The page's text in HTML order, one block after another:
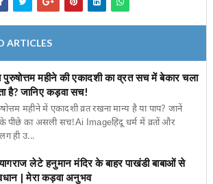
ARTICLES
पुरुषोत्तम महीने की एकादशी का व्रत सच में बेकार चला
है? जानिए कड़वा सच!
महीने में एकादशी व्रत रखना मान्य है या पाप? जानें
पीछे का असली सच!Ai Imageहिंदू धर्म में व्रतों और
ही उ...
लेटे हनुमान मंदिर के बाहर पाखंडी बाबाओं से
| मेरा कड़वा अनुभव